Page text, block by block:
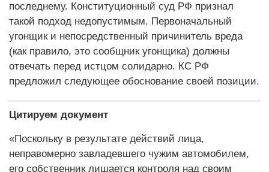
последнему. Конституционный суд РФ признал
такой подход недопустимым. Первоначальный
угонщик и непосредственный причинитель вреда
(как правило, это сообщник угонщика) должны
отвечать перед истцом солидарно. КС РФ
предложил следующее обоснование своей позиции.
Цитируем документ
«Поскольку в результате действий лица,
неправомерно завладевшего чужим автомобилем,
его собственник лишается контроля над своим